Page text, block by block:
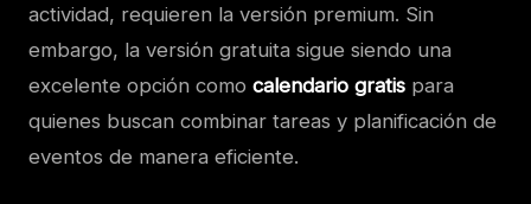
actividad, requieren la versión premium. Sin
embargo, la versión gratuita sigue siendo una
excelente opción como calendario gratis para
quienes buscan combinar tareas y planificación de
eventos de manera eficiente.